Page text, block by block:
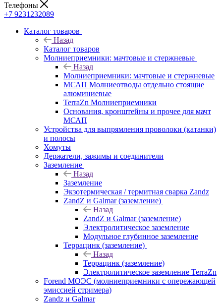
Телефоны
+7 9231232089
Каталог товаров
Назад
Каталог товаров
Молниеприемники: мачтовые и стержневые
Назад
Молниеприемники: мачтовые и стержневые
МСАП Молниеотводы отдельно стоящие
алюминиевые
TerraZn Молниеприемники
Основания, кронштейны и прочее для мачт
МСАП
Устройства для выпрямления проволоки (катанки)
и полосы
Хомуты
Держатели, зажимы и соединители
Заземление
Назад
Заземление
Экзотермическая / термитная сварка Zandz
ZandZ и Galmar (заземление)
Назад
ZandZ и Galmar (заземление)
Электролитическое заземление
Модульное глубинное заземление
Террацинк (заземление)
Назад
Террацинк (заземление)
Электролитическое заземление TerraZn
Forend МОЭС (молниеприемники с опережающей
эмиссией стримера)
Zandz и Galmar